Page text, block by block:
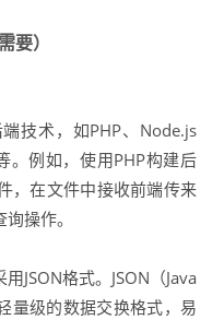
要）
技术，如PHP、Node.js
。例如，使用PHP构建后
，在文件中接收前端传来
操作。
JSON格式。JSON（Java
量级的数据交换格式，易